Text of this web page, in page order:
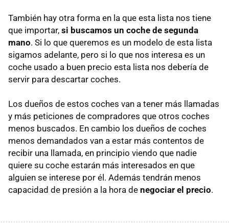
También hay otra forma en la que esta lista nos tiene
que importar, si buscamos un coche de segunda
mano. Si lo que queremos es un modelo de esta lista
sigamos adelante, pero si lo que nos interesa es un
coche usado a buen precio esta lista nos debería de
servir para descartar coches.
Los dueños de estos coches van a tener más llamadas
y más peticiones de compradores que otros coches
menos buscados. En cambio los dueños de coches
menos demandados van a estar más contentos de
recibir una llamada, en principio viendo que nadie
quiere su coche estarán más interesados en que
alguien se interese por él. Además tendrán menos
capacidad de presión a la hora de negociar el precio.